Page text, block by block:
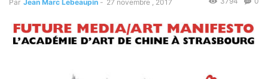
Par Jean Marc Lebeaupin - 27 novembre , 2017